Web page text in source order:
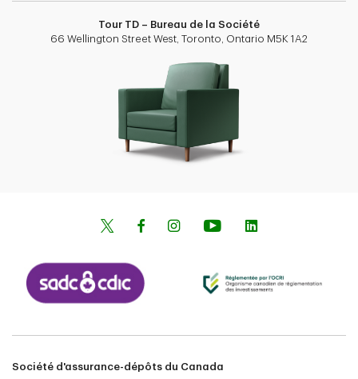
Tour TD – Bureau de la Société
66 Wellington Street West, Toronto, Ontario M5K 1A2
Société d'assurance-dépôts du Canada